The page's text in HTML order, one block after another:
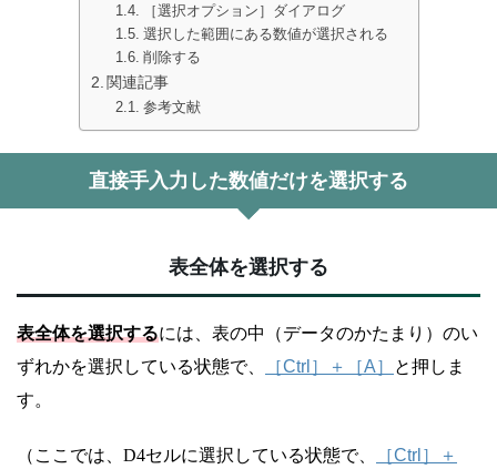
［選択オプション］ダイアログ
選択した範囲にある数値が選択される
削除する
関連記事
参考文献
直接手入力した数値だけを選択する
表全体を選択する
表全体を選択するには、表の中（データのかたまり）のい
ずれかを選択している状態で、
［Ctrl］＋［A］
と押しま
す。
（ここでは、D4セルに選択している状態で、
［Ctrl］＋